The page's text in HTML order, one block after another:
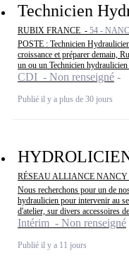
Technicien
RUBIX FRANCE - 54 -
POSTE : Technicien
croissance et préparer demain,
un ou un Technicien hydraulicien
CDI - Non renseigné
Publié il y a plus de 30 jours
RÉSEAU ALLIANCE
Nous recherchons pour un de
hydraulicien pour intervenir au
d'atelier, sur divers accessoires
Intérim - Non renseigné
Publié il y a 11 jours